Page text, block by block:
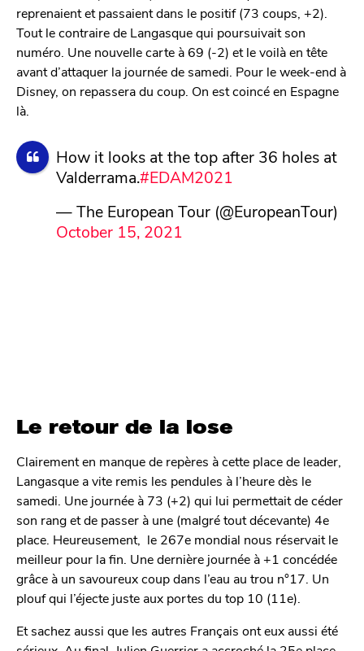
reprenaient et passaient dans le positif (73 coups, +2).
Tout le contraire de Langasque qui poursuivait son
numéro. Une nouvelle carte à 69 (-2) et le voilà en tête
avant d’attaquer la journée de samedi. Pour le week-end à
Disney, on repassera du coup. On est coincé en Espagne
là.
How it looks at the top after 36 holes at
Valderrama.#EDAM2021
— The European Tour (@EuropeanTour)
October 15, 2021
Le retour de la lose
Clairement en manque de repères à cette place de leader,
Langasque a vite remis les pendules à l’heure dès le
samedi. Une journée à 73 (+2) qui lui permettait de céder
son rang et de passer à une (malgré tout décevante) 4e
place. Heureusement, le 267e mondial nous réservait le
meilleur pour la fin. Une dernière journée à +1 concédée
grâce à un savoureux coup dans l’eau au trou n°17. Un
plouf qui l’éjecte juste aux portes du top 10 (11e).
Et sachez aussi que les autres Français ont eux aussi été